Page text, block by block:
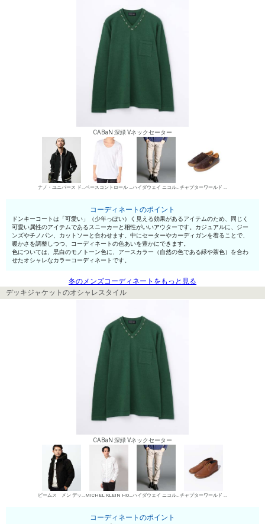
CABaN 深緑 Vネックセーター
ナノ・ユニバース ドンキーコート ベースコントロール UネックTシャツ ハイダウェイ ニコル デニムパンツ・ジーンズ チャプターワールド ローカットスニーカー
コーディネートのポイント
ドンキーコートは「可愛い」（少年っぽい）く見える効果があるアイテムのため、同じく
可愛い属性のアイテムであるスニーカーと相性がいいアウターです。カジュアルに、ジー
ンズやチノパン、カットソーと合わせます。中にセーターやカーディガンを着ることで、
暖かさを調整しつつ、コーディネートの色あいを豊かにできます。
色については、黒白のモノトーン色に、アースカラー（自然の色である緑や茶色）を合わ
せたオシャレなカラーコーディネートです。
冬のメンズコーディネートをもっと見る
デッキジャケットのオシャレスタイル
CABaN 深緑 Vネックセーター
ビームス メン デッキジャケット MICHEL KLEIN HOMME シャツ ハイダウェイ ニコル デニムパンツ・ジーンズ チャプターワールド チャッカブーツ
コーディネートのポイント